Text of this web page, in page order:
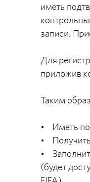
иметь
записи.
Для
приложив
Таким
• Иметь
•
•
(будет